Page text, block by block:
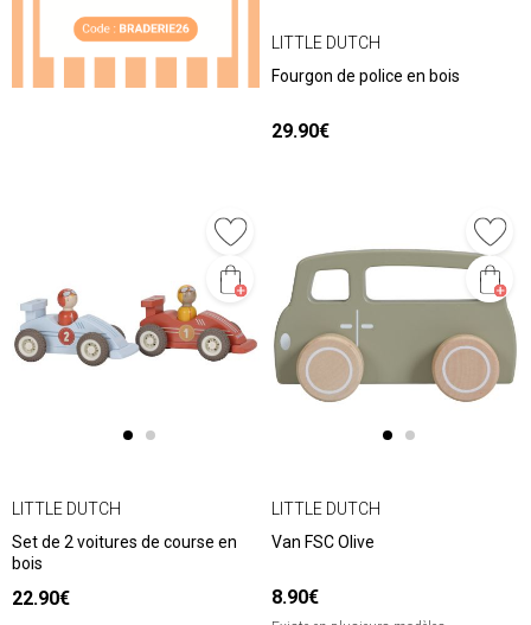
LITTLE DUTCH
Fourgon de police en bois
29.90€
LITTLE DUTCH
Set de 2 voitures de course en
bois
22.90€
LITTLE DUTCH
Van FSC Olive
8.90€